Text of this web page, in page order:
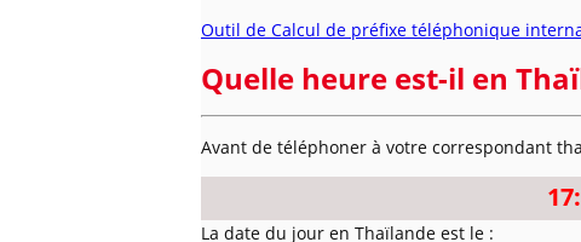
Outil de Calcul de préfixe téléphonique
Quelle heure est-il en
Avant de téléphoner à votre correspondant
La date du jour en Thaïlande est le :